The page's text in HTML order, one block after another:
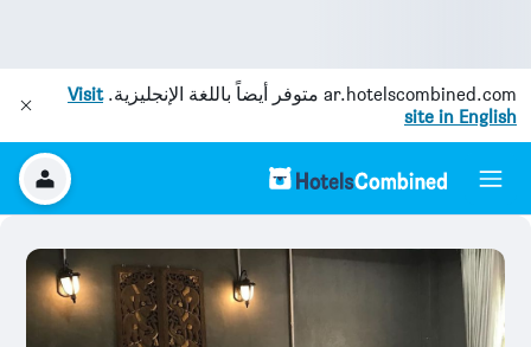
ar.hotelscombined.com متوفر أيضاً باللغة الإنجليزية.Visit
site in English